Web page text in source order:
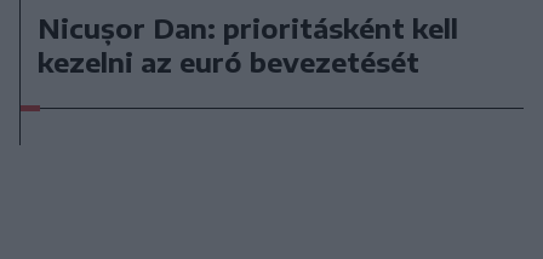
Nicușor Dan: prioritásként kell
kezelni az euró bevezetését